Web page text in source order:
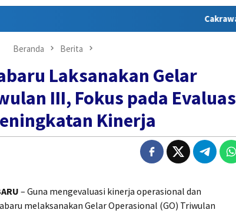
Beranda Berita
Laksanakan Gelar
III, Fokus pada
Kinerja
– Guna mengevaluasi kinerja operasional dan
melaksanakan Gelar Operasional (GO) Triwulan